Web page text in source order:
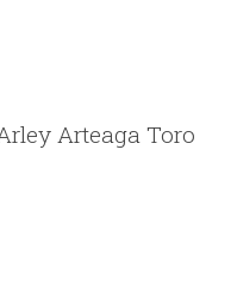
Arteaga Toro